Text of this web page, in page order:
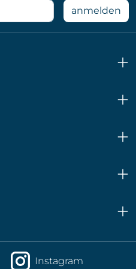
Mail
Adresse
anmelden
Instagram